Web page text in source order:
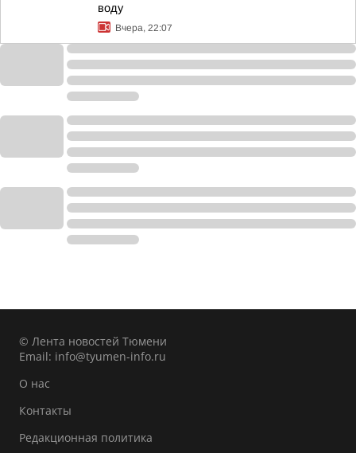
воду
Вчера, 22:07
© Лента новостей Тюмени
Email: info@tyumen-info.ru
О нас
Контакты
Редакционная политика